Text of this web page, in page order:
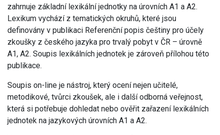
zahrnuje základní lexikální jednotky na úrovních A1 a A2.
Lexikum vychází z tematických okruhů, které jsou
definovány v publikaci Referenční popis češtiny pro účely
zkoušky z českého jazyka pro trvalý pobyt v ČR – úrovně
A1, A2. Soupis lexikálních jednotek je zároveň přílohou této
publikace.
Soupis on-line je nástroj, který ocení nejen učitelé,
metodikové, tvůrci zkoušek, ale i další odborná veřejnost,
která si potřebuje dohledat nebo ověřit zařazení lexikálních
jednotek na jazykových úrovních A1 a A2.